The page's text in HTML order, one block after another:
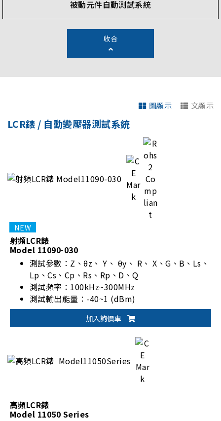
被動元件自動測試系統
收合
圖顯示 文顯示
LCR錶 / 自動變壓器測試系統
射頻LCR錶
Model 11090-030
測試參數：Z、θz、 Y、 θy、 R、 X、G、B、Ls、
Lp、Cs、Cp、Rs、Rp、D、Q
測試頻率：100kHz~300MHz
測試輸出能量：-40~1 (dBm)
快速的測試速度：0.5ms/point
量測範圍：100mΩ~5kΩ
加入詢價車
高頻LCR錶
Model 11050 Series